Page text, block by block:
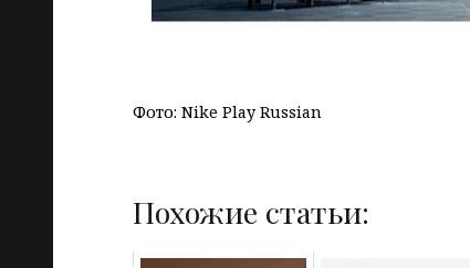
Фото: Nike Play Russian
Похожие статьи: